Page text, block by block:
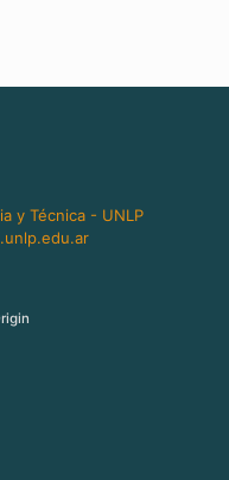
y Técnica - UNLP